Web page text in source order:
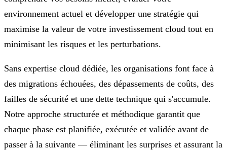
environnement actuel et développer une stratégie qui
maximise la valeur de votre investissement cloud tout en
minimisant les risques et les perturbations.
Sans expertise cloud dédiée, les organisations font face à
des migrations échouées, des dépassements de coûts, des
failles de sécurité et une dette technique qui s'accumule.
Notre approche structurée et méthodique garantit que
chaque phase est planifiée, exécutée et validée avant de
passer à la suivante — éliminant les surprises et assurant la